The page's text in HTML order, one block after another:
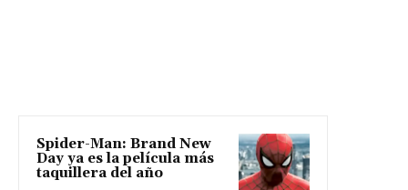
Spider-Man: Brand New
Day ya es la película más
taquillera del año